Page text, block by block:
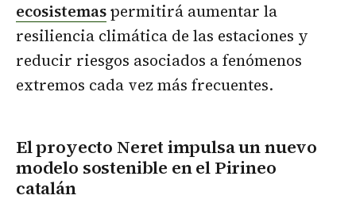
ecosistemaspermitirá aumentar la
resiliencia climática de las estaciones y
reducir riesgos asociados a fenómenos
extremos cada vez más frecuentes.
El proyecto Neret impulsa un nuevo
modelo sostenible en el Pirineo
catalán